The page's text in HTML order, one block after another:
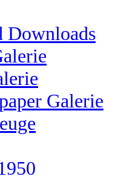
Downloads
Galerie